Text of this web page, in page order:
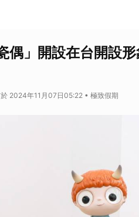
偶」開設在台開設
2024年11月07日05:22 • 極致假期